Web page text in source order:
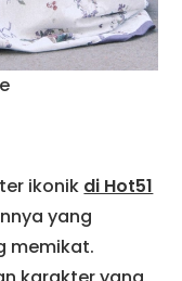
ikonik di Hot51
yang
memikat.